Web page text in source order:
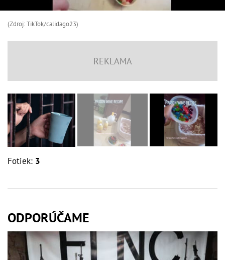
(Zdroj: TikTok/calidago23)
Fotiek: 3
ODPORÚČAME